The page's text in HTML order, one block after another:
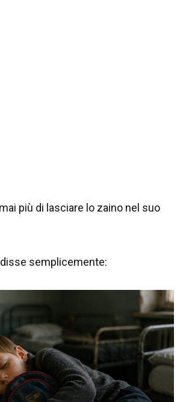
più di lasciare lo zaino nel suo
semplicemente: